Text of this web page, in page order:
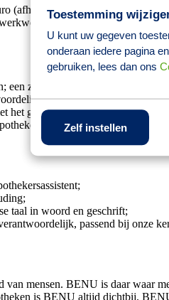
Toestemming
U kunt uw gegeven
onderaan iedere pagina
gebruiken, lees dan ons
Zelf instellen
(afhankelijk van kennis en
een zeer groot (online) trainings-
producten aan te schaffen
het gehele jaar door allerlei
taal in woord en geschrift;
passend bij onze
mensen. BENU is daar waar
is BENU altijd dichtbij.